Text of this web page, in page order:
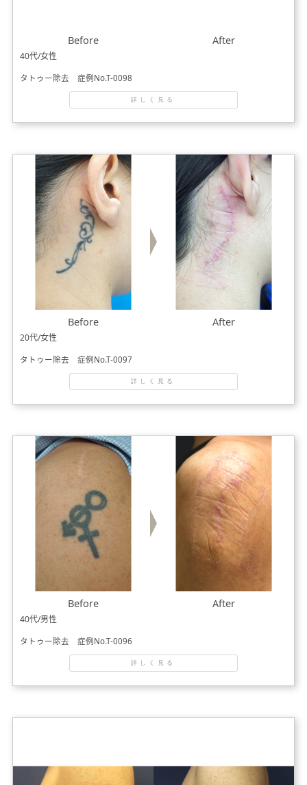
Before After
40代/女性
タトゥー除去 症例No.T-0098
詳しく見る
Before After
20代/女性
タトゥー除去 症例No.T-0097
詳しく見る
Before After
40代/男性
タトゥー除去 症例No.T-0096
詳しく見る